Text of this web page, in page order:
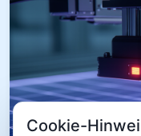
Cookie-